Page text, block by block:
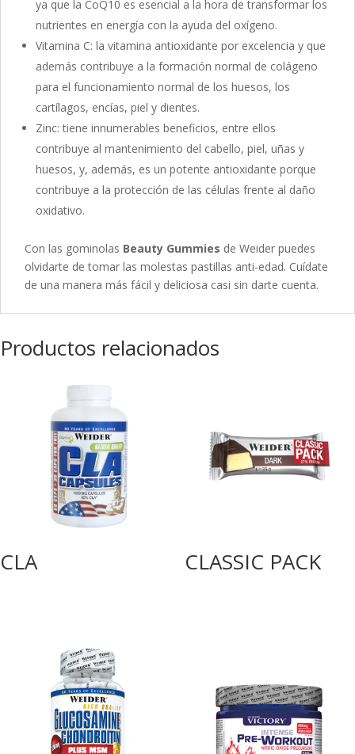
ya que la CoQ10 es esencial a la hora de transformar los
nutrientes en energía con la ayuda del oxígeno.
Vitamina C: la vitamina antioxidante por excelencia y que
además contribuye a la formación normal de colágeno
para el funcionamiento normal de los huesos, los
cartílagos, encías, piel y dientes.
Zinc: tiene innumerables beneficios, entre ellos
contribuye al mantenimiento del cabello, piel, uñas y
huesos, y, además, es un potente antioxidante porque
contribuye a la protección de las células frente al daño
oxidativo.
Con las gominolas Beauty Gummies de Weider puedes
olvidarte de tomar las molestas pastillas anti-edad. Cuídate
de una manera más fácil y deliciosa casi sin darte cuenta.
Productos relacionados
CLA CLASSIC PACK